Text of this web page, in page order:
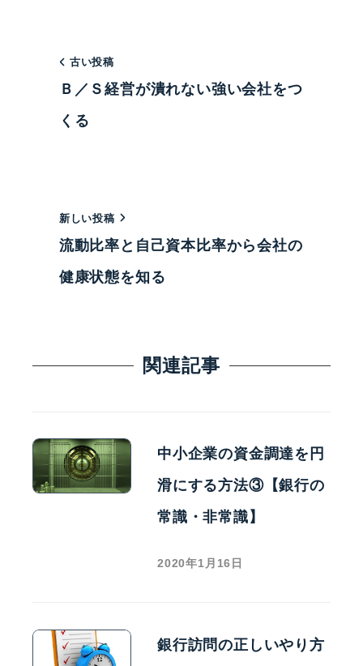
古い投稿
Ｂ／Ｓ経営が潰れない強い会社をつ
くる
新しい投稿
流動比率と自己資本比率から会社の
健康状態を知る
関連記事
中小企業の資金調達を円
滑にする方法③【銀行の
常識・非常識】
2020年1月16日
銀行訪問の正しいやり方